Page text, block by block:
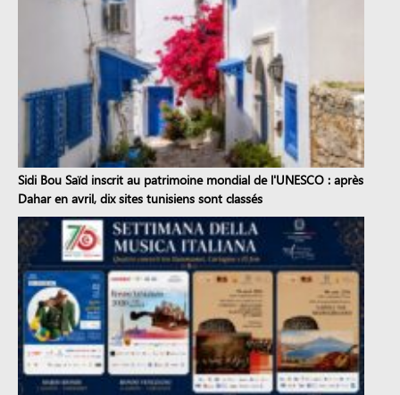
Sidi Bou Saïd inscrit au patrimoine mondial de l'UNESCO : après
Dahar en avril, dix sites tunisiens sont classés